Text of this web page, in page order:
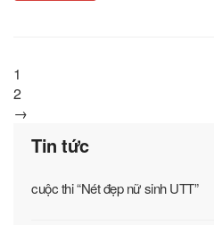
1
2
→
Tin tức
cuộc thi “Nét đẹp nữ sinh UTT”